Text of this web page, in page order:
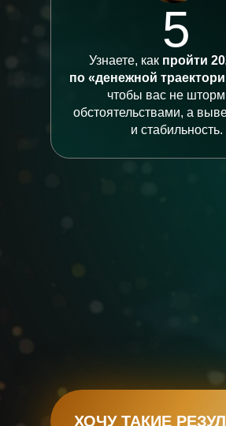
5
Узнаете, как пройти
по «денежной
чтобы вас не
обстоятельствами, а
и стабильность.
ХОЧУ ТАКИЕ